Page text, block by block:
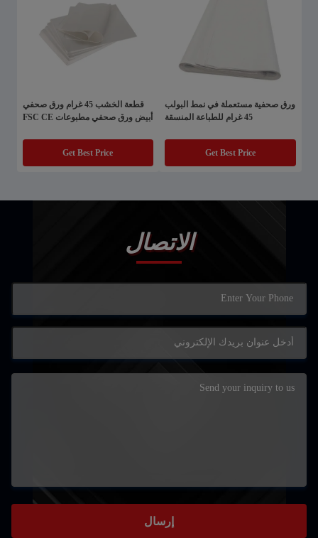
ورق صحفية مستعملة في نمط البولب
45 غرام للطباعة المنسقة
Get Best Price
قطعة الخشب 45 غرام ورق صحفي
أبيض ورق صحفي مطبوعات FSC CE
Get Best Price
الاتصال
إرسال